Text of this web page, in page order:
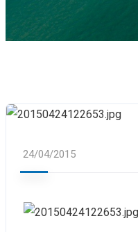
24/04/2015